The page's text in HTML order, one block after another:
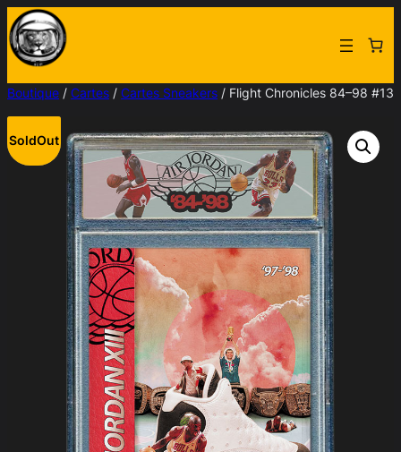
Aller
au
contenu
Boutique / Cartes / Cartes Sneakers / Flight Chronicles 84–98 #13
SoldOut